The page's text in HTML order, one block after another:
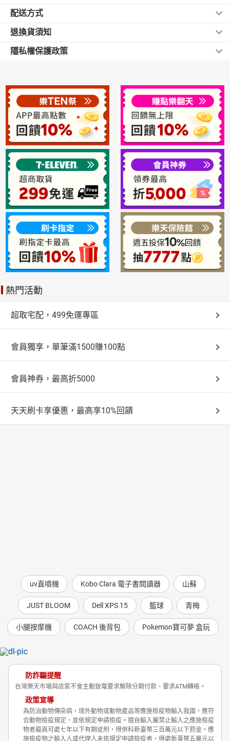
信用卡付款
《信用卡付款(一次付清/分期付款)》：
如果訂購時選擇信用卡付款，須請您務必詳實填寫您的資料，以
方便與銀行做信用卡資料核對 。
次確認資料。
ATM轉帳
您在樂天網站購買商品時，可利用全台【ATM】進行付款。當您
在網站上完成訂購後，會由樂天自動將【轉入帳號】發送至您在
樂天所登錄的信箱中。
※提醒您在使用【ATM】的機器時請選擇轉帳功能，再輸入信件
中的轉入帳號，完成交易後金融機構會收取相關的手續費用(一
般是15元)，我們並不會向您收取任何的費用，請您安心使用。
銀聯卡付款
《銀聯卡付款(一次付清)》：
如果訂購時選擇銀聯卡付款，系統將跳轉至銀聯卡交易頁面，樂
天市場不會保留您的銀聯卡相關資訊。
經樂天市場與信用卡中心進行身份以及資料核對後，無任何問
題，則店家將進行請款及配送程序。
若您的信用卡資料與信用卡中心不符，店家將會主動與您連絡再
交易條件有誤、商品無存貨、服務無法提供、或有其他正當
配送方式
郵寄
郵 寄
每日12:00以前訂購完成的訂單，將於當日出貨(不含週
六日及國定假日)
如屬於預購商品將會另行通知出貨日期。
如訂單商品缺貨會待商品齊全後再統一寄出。
如訂單商品停產或廠商不進口等因素會與您聯絡是否要
退換商品。
統一宅急便
統一宅急便:
寄送時間：
每日12:00以前訂購完成的訂單，將於當日出貨(不含週
六日及國定假日)
如屬於預購商品將會另行通知出貨日期。
如訂單商品缺貨會待商品齊全後再統一寄出。
退換商品。
全家門市取貨
當您在樂天網站購買商品時，可利用全家門市取貨付款
您可選擇方便取貨的門市，待商品送達門市後會以電子
郵件通知您，請於指定期間內完成取貨付款。
※請留意：若消費金額超過兩萬，不適用此付款配送流
退換貨須知
依據消保法規定，本店提供所有消費者收受商品後七天猶
鋪，本店鋪將立即為您處理退貨事宜，並請您注意以下事
項：
《一》在您收到貨品後，請儘速確認您所訂購的商品，如
有非人為因素所致之商品損毀、刮傷、或運輸過程造成包
裝破損不完整的情形，請您儘速通知本公司客服人員，我
們會進行商品瑕疵或損壞鑑定，並儘速為您更換新品。
《二》如您需辦理退換貨時，請E-mail或來電至本店鋪，
並提供以下資訊：
1.訂單號碼；
2.姓名及聯絡電話，以及E-mail地址；
3.退、換貨原因(非必填)
《三》當您欲退貨時，依民法規定，您與本店鋪應互負交
易解除回復原狀之責，因此：
1.請您維持商品之全新狀態，並請確保主要商品、使
用手冊、註冊回函、週邊零件、發票、相關配件等均無任
何遺漏，連同原來的包裝一併退回，以便本店鋪為您處理
2.若商品發生因不當使用、拆卸等人為因素所致之故
情況，導致無法完整退回本店鋪時，本店鋪將向您酌收回
復原狀之費用，或依商品之保存狀況按比例向您請求商品
之價額。
隱私權保護政策
問您的密碼，亦不會主動將您的資料外流出去。敝公司所
獲得的用戶重要信息(地址、姓名、電子信箱等)決不會轉
讓或使用於第三方，但法院、警察機構等國家機關的調用
提請，則不在此限。
熱門活動
超取宅配，499免運專區
會員獨享，單筆滿1500賺100點
會員神券，最高折5000
天天刷卡享優惠，最高享10%回饋
uv直噴機 Kobo Clara 電子書閱讀器 山蘇
JUST BLOOM Dell XPS 15 籃球 青梅
小腿按摩機 COACH 後背包 Pokemon寶可夢 盒玩
防詐騙提醒
台灣樂天市場與店家不會主動致電要求解除分期付款、要求ATM轉帳。
政策宣導
為防治動物傳染病，境外動物或動物產品等應施檢疫物輸入我國，應符
合動物檢疫規定，並依規定申請檢疫。擅自輸入屬禁止輸入之應施檢疫
物者最高可處七年以下有期徒刑，得併科新臺幣三百萬元以下罰金。應
施檢疫物之輸入人或代理人未依規定申請檢疫者，得處新臺幣五萬元以